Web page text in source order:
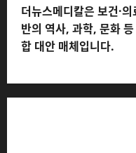
더뉴스메디칼은 보건·
반의 역사, 과학, 문화
합 대안 매체입니다.